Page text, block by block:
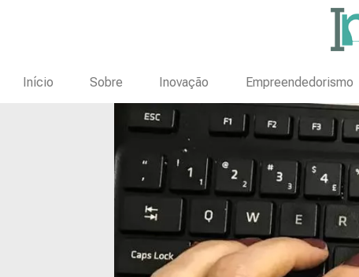
Início Sobre Inovação Empreendedorismo